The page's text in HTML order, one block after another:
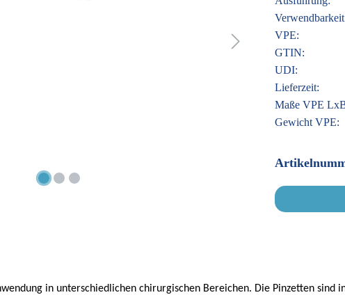
VPE:
GTIN:
UDI:
Lieferzeit:
Maße VPE
Gewicht VPE:
in unterschiedlichen chirurgischen Bereichen. Die Pinzetten